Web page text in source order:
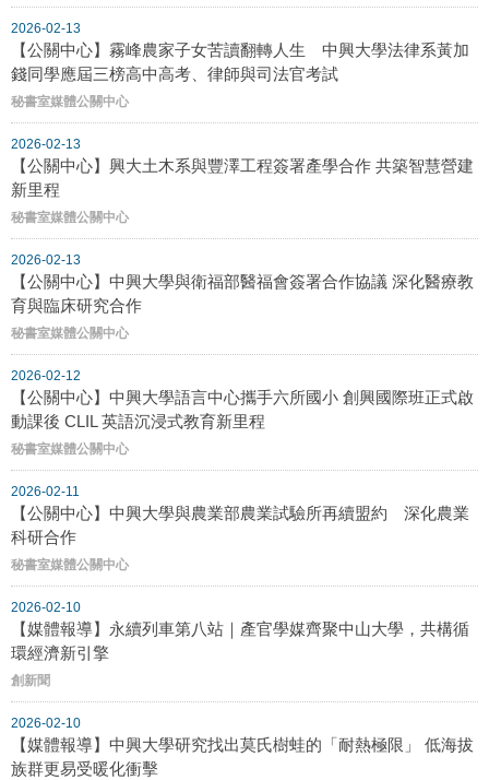
2026-02-13
【公關中心】霧峰農家子女苦讀翻轉人生 中興大學法律系黃加
錢同學應屆三榜高中高考、律師與司法官考試
秘書室媒體公關中心
2026-02-13
【公關中心】興大土木系與豐澤工程簽署產學合作 共築智慧營建
新里程
秘書室媒體公關中心
2026-02-13
【公關中心】中興大學與衛福部醫福會簽署合作協議 深化醫療教
育與臨床研究合作
秘書室媒體公關中心
2026-02-12
【公關中心】中興大學語言中心攜手六所國小 創興國際班正式啟
動課後 CLIL 英語沉浸式教育新里程
秘書室媒體公關中心
2026-02-11
【公關中心】中興大學與農業部農業試驗所再續盟約 深化農業
科研合作
秘書室媒體公關中心
2026-02-10
【媒體報導】永續列車第八站｜產官學媒齊聚中山大學，共構循
環經濟新引擎
創新聞
2026-02-10
【媒體報導】中興大學研究找出莫氏樹蛙的「耐熱極限」 低海拔
族群更易受暖化衝擊